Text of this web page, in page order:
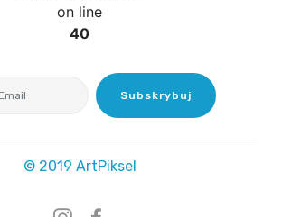
on line
40
Subskrybuj
© 2019 ArtPiksel